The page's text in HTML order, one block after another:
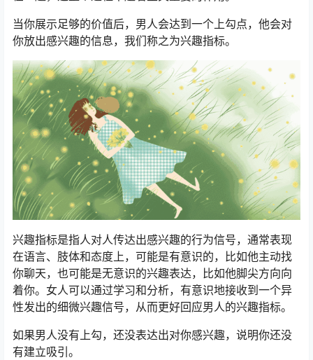
当你展示足够的价值后，男人会达到一个上勾点，他会对
你放出感兴趣的信息，我们称之为兴趣指标。
兴趣指标是指人对人传达出感兴趣的行为信号，通常表现
在语言、肢体和态度上，可能是有意识的，比如他主动找
你聊天，也可能是无意识的兴趣表达，比如他脚尖方向向
着你。女人可以通过学习和分析，有意识地接收到一个异
性发出的细微兴趣信号，从而更好回应男人的兴趣指标。
如果男人没有上勾，还没表达出对你感兴趣，说明你还没
有建立吸引。